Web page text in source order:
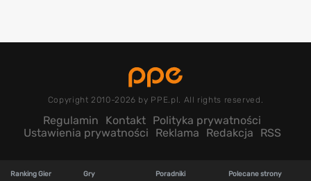
Copyright 2010-2026 by PPE.pl. All rights reserved.
Regulamin Kontakt Polityka prywatności
Ustawienia prywatności
Reklama Redakcja RSS
Ranking Gier Gry Poradniki Polecane strony